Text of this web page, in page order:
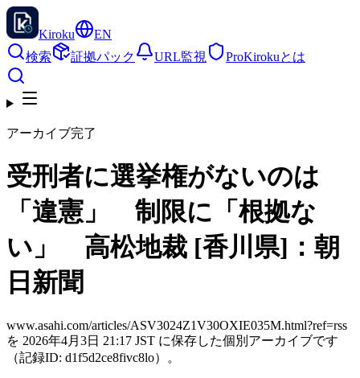
Kiroku
EN
検索
証拠パック URL監視 ProKirokuとは
アーカイブ完了
受刑者に選挙権がないのは
「違憲」 制限に「根拠な
い」 高松地裁 [香川県]：朝
日新聞
www.asahi.com/articles/ASV3024Z1V30OXIE035M.html?ref=rss
を 2026年4月3日 21:17 JST に保存した個別アーカイブです
（記録ID: d1f5d2ce8fivc8lo）。